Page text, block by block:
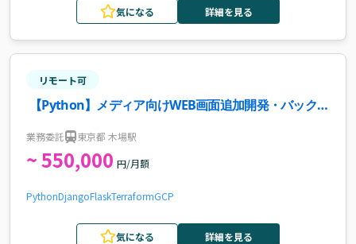
気になる 詳細を見る
リモート可
【Python】メディア向けWEB画面追加開発・バックエ
業務委託 東京都 木場駅
~ 550,000 円/月額
PythonDjangoFlaskTerraformGCP
気になる 詳細を見る